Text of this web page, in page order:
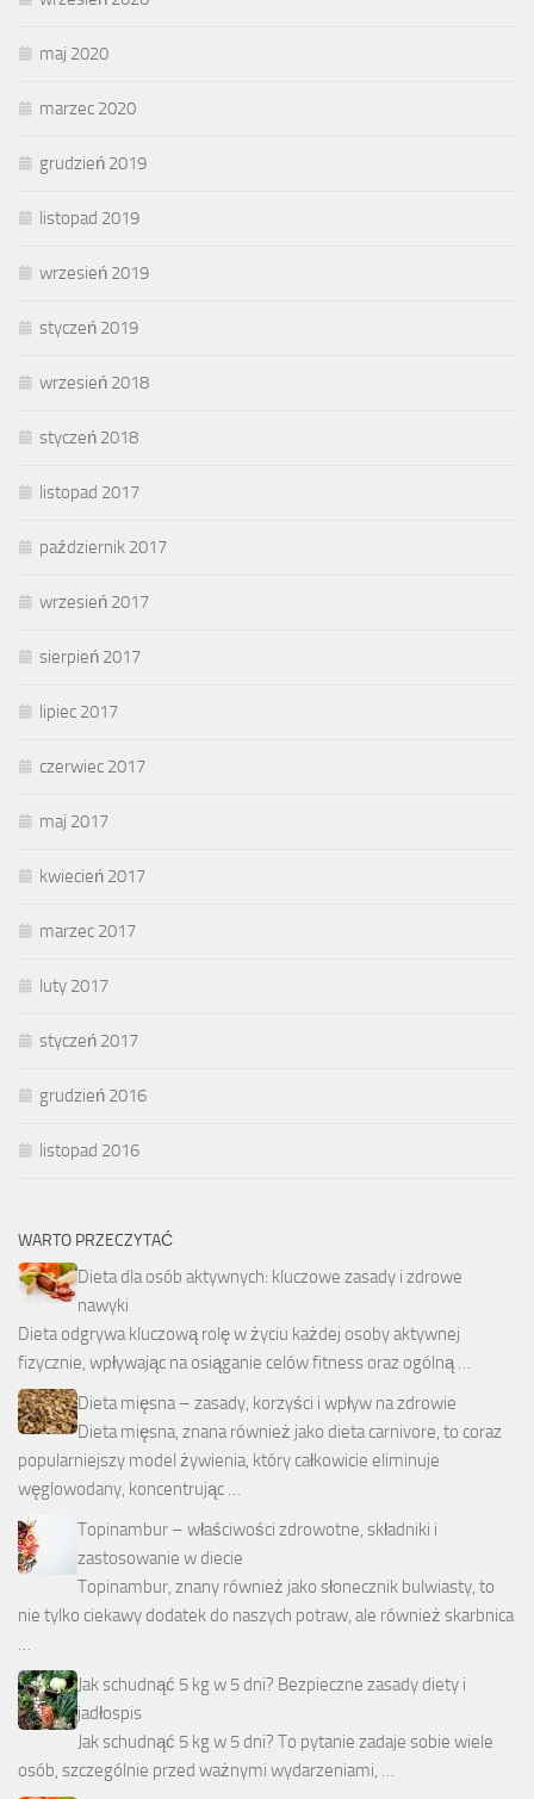
maj 2020
marzec 2020
grudzień 2019
listopad 2019
wrzesień 2019
styczeń 2019
wrzesień 2018
styczeń 2018
listopad 2017
październik 2017
wrzesień 2017
sierpień 2017
lipiec 2017
czerwiec 2017
maj 2017
kwiecień 2017
marzec 2017
luty 2017
styczeń 2017
grudzień 2016
listopad 2016
WARTO PRZECZYTAĆ
Dieta dla osób aktywnych: kluczowe zasady i zdrowe
nawyki
Dieta odgrywa kluczową rolę w życiu każdej osoby aktywnej
fizycznie, wpływając na osiąganie celów fitness oraz ogólną …
Dieta mięsna – zasady, korzyści i wpływ na zdrowie
Dieta mięsna, znana również jako dieta carnivore, to coraz
popularniejszy model żywienia, który całkowicie eliminuje
węglowodany, koncentrując …
Topinambur – właściwości zdrowotne, składniki i
zastosowanie w diecie
Topinambur, znany również jako słonecznik bulwiasty, to
nie tylko ciekawy dodatek do naszych potraw, ale również skarbnica
…
Jak schudnąć 5 kg w 5 dni? Bezpieczne zasady diety i
jadłospis
Jak schudnąć 5 kg w 5 dni? To pytanie zadaje sobie wiele
osób, szczególnie przed ważnymi wydarzeniami, …